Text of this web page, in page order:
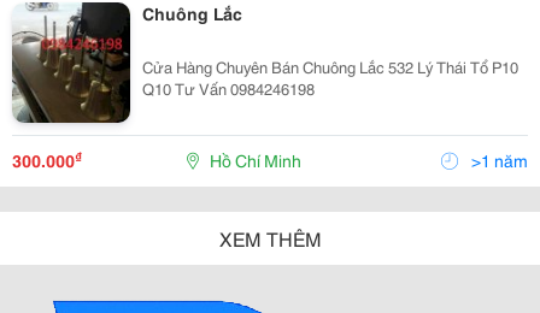
Chuông Lắc
Cửa Hàng Chuyên Bán Chuông Lắc 532 Lý Thái Tổ P10
Q10 Tư Vấn 0984246198
300.000₫ Hồ Chí Minh >1 năm
XEM THÊM